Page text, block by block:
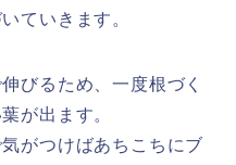
ていきます。
びるため、一度根づく
が出ます。
がつけばあちこちにブ